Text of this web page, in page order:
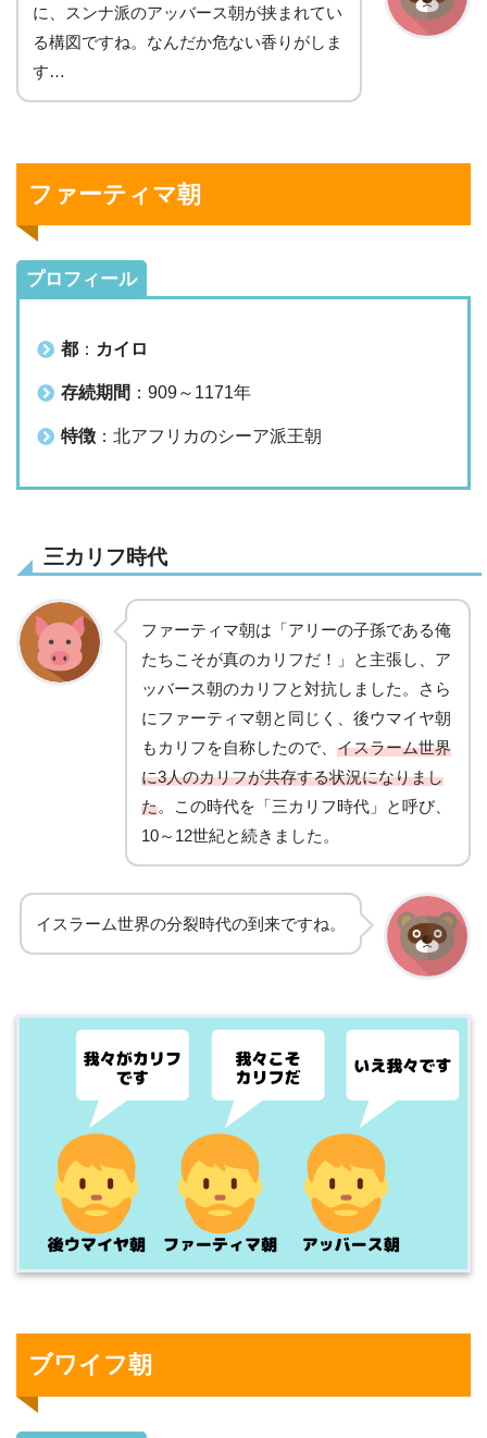
に、スンナ派のアッバース朝が挟まれてい
る構図ですね。なんだか危ない香りがしま
す…
ファーティマ朝
プロフィール
都 ： カイロ
存続期間 ：909～1171年
特徴 ：北アフリカのシーア派王朝
三カリフ時代
ファーティマ朝は「アリーの子孫である俺
たちこそが真のカリフだ！」と主張し、ア
ッバース朝のカリフと対抗しました。さら
にファーティマ朝と同じく、後ウマイヤ朝
もカリフを自称したので、 イスラーム世界
に3人のカリフが共存する状況になりまし
た。この時代を「三カリフ時代」と呼び、
10～12世紀と続きました。
イスラーム世界の分裂時代の到来ですね。
ブワイフ朝